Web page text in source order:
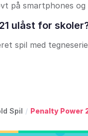
på smartphones og
ulåst for
spil med
Spil / Penalty Power